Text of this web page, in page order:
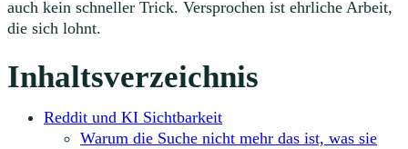
auch kein schneller Trick. Versprochen ist ehrliche Arbeit,
die sich lohnt.
Inhaltsverzeichnis
Reddit und KI Sichtbarkeit
Warum die Suche nicht mehr das ist, was sie